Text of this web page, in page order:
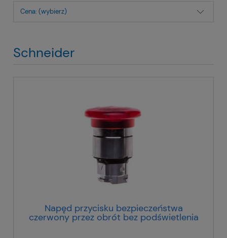
Cena: (wybierz)
Schneider
Napęd przycisku bezpieczeństwa
czerwony przez obrót bez podświetlenia